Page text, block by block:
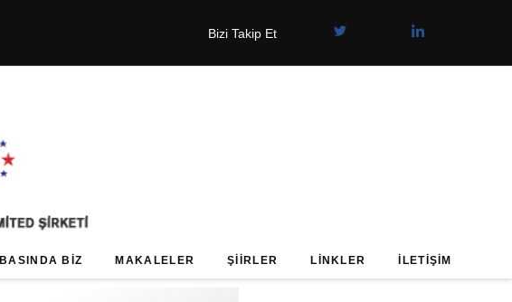
Bizi Takip Et
BASINDA BIZ MAKALELER ŞIIRLER LINKLER İLETIŞIM